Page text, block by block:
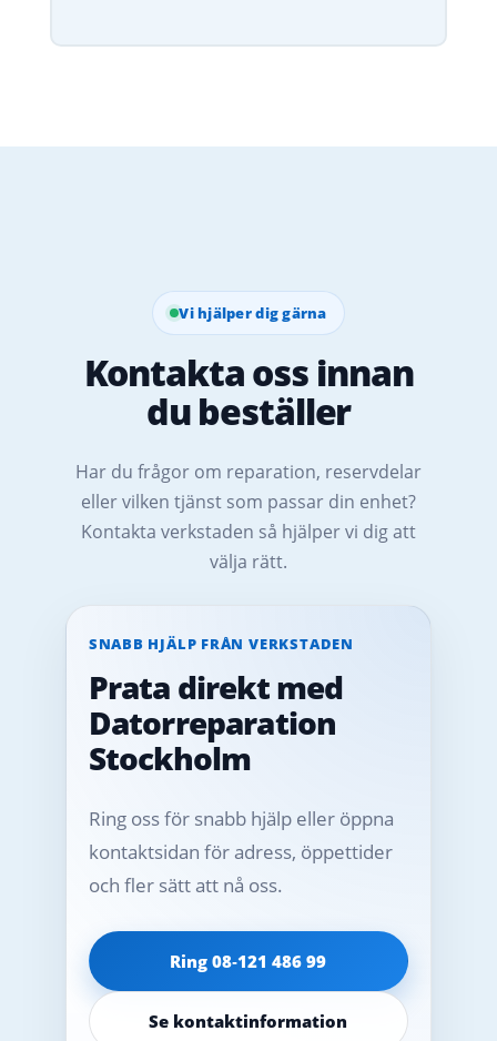
Vi hjälper dig gärna
Kontakta oss innan
du beställer
Har du frågor om reparation, reservdelar
eller vilken tjänst som passar din enhet?
Kontakta verkstaden så hjälper vi dig att
välja rätt.
SNABB HJÄLP FRÅN VERKSTADEN
Prata direkt med
Datorreparation
Stockholm
Ring oss för snabb hjälp eller öppna
kontaktsidan för adress, öppettider
och fler sätt att nå oss.
Ring 08‑121 486 99
Se kontaktinformation